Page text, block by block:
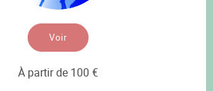
Voir
À partir de 100 €